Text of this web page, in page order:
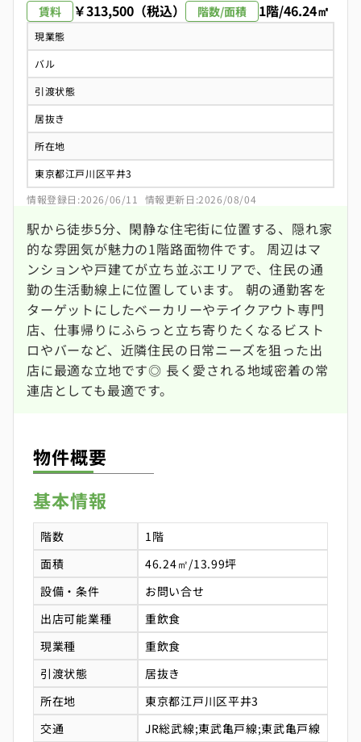
賃料 ￥313,500（税込） 階数/面積 1階/46.24㎡
現業態
バル
引渡状態
居抜き
所在地
東京都江戸川区平井3
情報登録日:2026/06/11
情報更新日:2026/08/04
駅から徒歩5分、閑静な住宅街に位置する、隠れ家
的な雰囲気が魅力の1階路面物件です。 周辺はマ
ンションや戸建てが立ち並ぶエリアで、住民の通
勤の生活動線上に位置しています。 朝の通勤客を
ターゲットにしたベーカリーやテイクアウト専門
店、仕事帰りにふらっと立ち寄りたくなるビスト
ロやバーなど、近隣住民の日常ニーズを狙った出
店に最適な立地です◎ 長く愛される地域密着の常
連店としても最適です。
物件概要
基本情報
階数
1階
面積
46.24㎡/13.99坪
設備・条件
お問い合せ
出店可能業種
重飲食
現業種
重飲食
引渡状態
居抜き
所在地
東京都江戸川区平井3
交通
JR総武線;東武亀戸線;東武亀戸線